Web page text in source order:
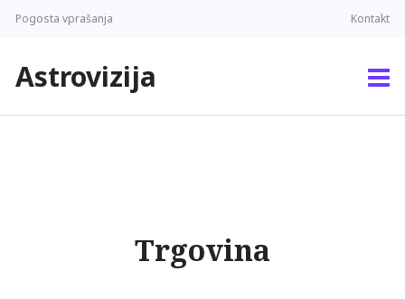
Pogosta vprašanja Kontakt
Astrovizija
Trgovina